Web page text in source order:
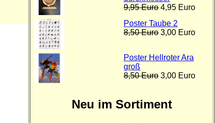
9,95 Euro 4,95 Euro
Poster Taube 2
8,50 Euro 3,00 Euro
Poster Hellroter Ara
groß
8,50 Euro 3,00 Euro
Neu im Sortiment